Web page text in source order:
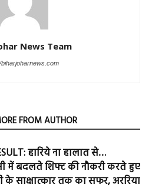
News Team
FROM AUTHOR
हारिये ना हालात से…
में बदलते शिफ्ट की नौकरी करते हुए
के साक्षात्कार तक का सफर, अररिया